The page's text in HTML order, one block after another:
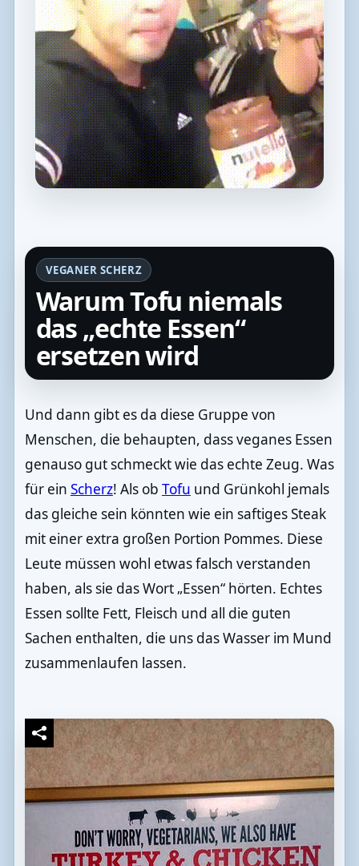
VEGANER SCHERZ
Warum Tofu niemals
das „echte Essen“
ersetzen wird
Und dann gibt es da diese Gruppe von
Menschen, die behaupten, dass veganes Essen
genauso gut schmeckt wie das echte Zeug. Was
für ein Scherz! Als ob Tofu und Grünkohl jemals
das gleiche sein könnten wie ein saftiges Steak
mit einer extra großen Portion Pommes. Diese
Leute müssen wohl etwas falsch verstanden
haben, als sie das Wort „Essen“ hörten. Echtes
Essen sollte Fett, Fleisch und all die guten
Sachen enthalten, die uns das Wasser im Mund
zusammenlaufen lassen.